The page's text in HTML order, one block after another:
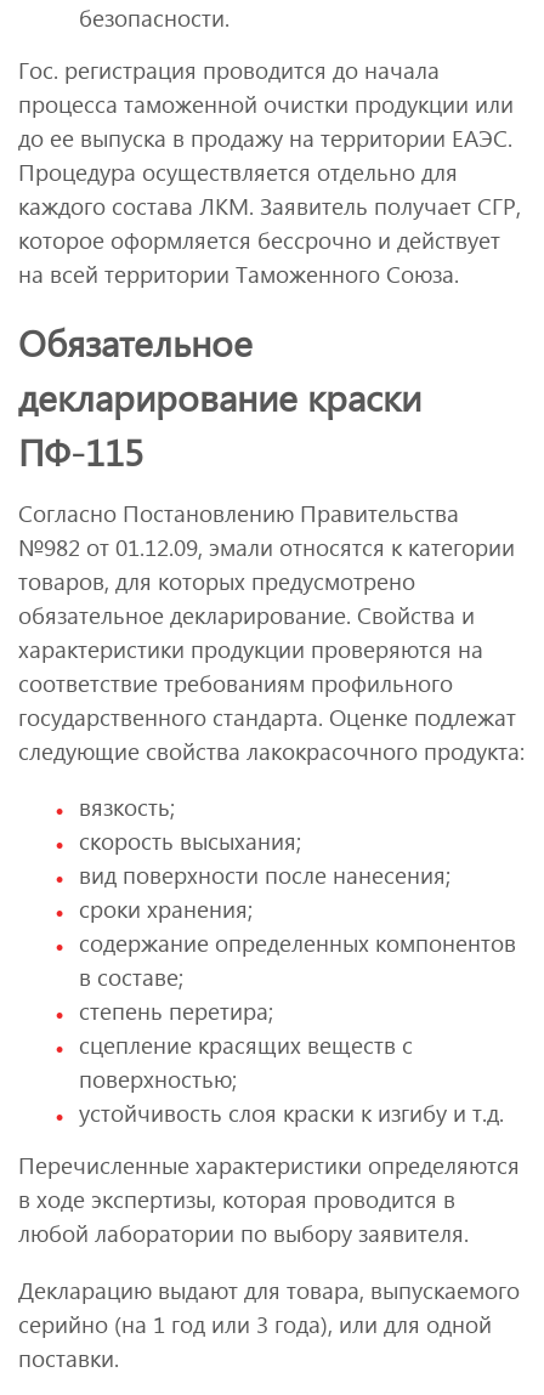
безопасности.
Гос. регистрация проводится до начала
процесса таможенной очистки продукции или
до ее выпуска в продажу на территории ЕАЭС.
Процедура осуществляется отдельно для
каждого состава ЛКМ. Заявитель получает СГР,
которое оформляется бессрочно и действует
на всей территории Таможенного Союза.
Обязательное
декларирование краски
ПФ-115
Согласно Постановлению Правительства
№982 от 01.12.09, эмали относятся к категории
товаров, для которых предусмотрено
обязательное декларирование. Свойства и
характеристики продукции проверяются на
соответствие требованиям профильного
государственного стандарта. Оценке подлежат
следующие свойства лакокрасочного продукта:
вязкость;
скорость высыхания;
вид поверхности после нанесения;
сроки хранения;
содержание определенных компонентов
в составе;
степень перетира;
сцепление красящих веществ с
поверхностью;
устойчивость слоя краски к изгибу и т.д.
Перечисленные характеристики определяются
в ходе экспертизы, которая проводится в
любой лаборатории по выбору заявителя.
Декларацию выдают для товара, выпускаемого
серийно (на 1 год или 3 года), или для одной
поставки.